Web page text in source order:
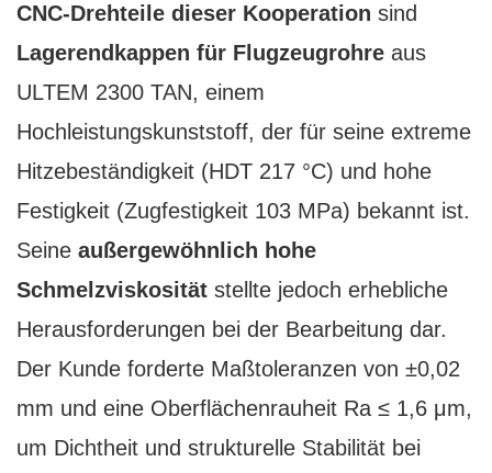
CNC-Drehteile dieser Kooperation sind
Lagerendkappen für Flugzeugrohre aus
ULTEM 2300 TAN, einem
Hochleistungskunststoff, der für seine extreme
Hitzebeständigkeit (HDT 217 °C) und hohe
Festigkeit (Zugfestigkeit 103 MPa) bekannt ist.
Seine außergewöhnlich hohe
Schmelzviskosität stellte jedoch erhebliche
Herausforderungen bei der Bearbeitung dar.
Der Kunde forderte Maßtoleranzen von ±0,02
mm und eine Oberflächenrauheit Ra ≤ 1,6 μm,
um Dichtheit und strukturelle Stabilität bei